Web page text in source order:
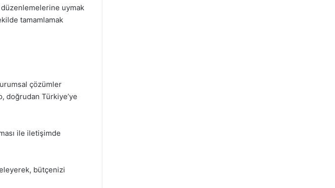
düzenlemelerine uymak
tamamlamak
çözümler
doğrudan Türkiye’ye
ile iletişimde
bütçenizi